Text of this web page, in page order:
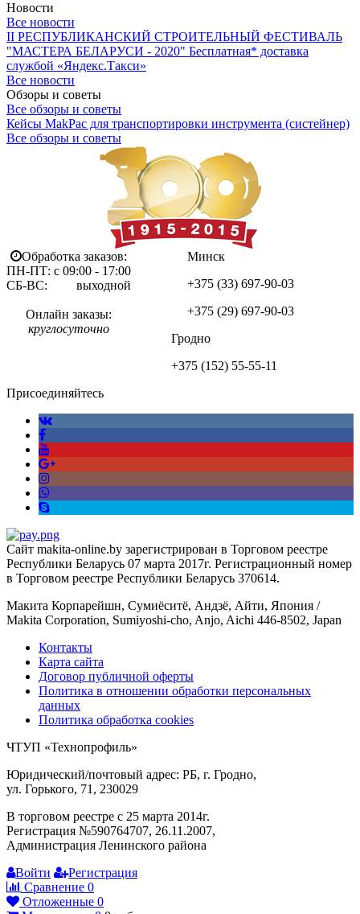
Новости
Все новости
II РЕСПУБЛИКАНСКИЙ СТРОИТЕЛЬНЫЙ ФЕСТИВАЛЬ
"МАСТЕРА БЕЛАРУСИ - 2020" Бесплатная* доставка
службой «Яндекс.Такси»
Все новости
Обзоры и советы
Все обзоры и советы
Кейсы MakPac для транспортировки инструмента (систейнер)
Все обзоры и советы
Обработка заказов:
ПН-ПТ: с 09:00 - 17:00
СБ-ВС: выходной
Онлайн заказы:
круглосуточно
Минск
+375 (33) 697-90-03
+375 (29) 697-90-03
Гродно
+375 (152) 55-55-11
Присоединяйтесь
Сайт makita-online.by зарегистрирован в Торговом реестре
Республики Беларусь 07 марта 2017г. Регистрационный номер
в Торговом реестре Республики Беларусь 370614.
Макита Корпарейшн, Сумиёситё, Андзё, Айти, Япония /
Makita Corporation, Sumiyoshi-cho, Anjo, Aichi 446-8502, Japan
Контакты
Карта сайта
Договор публичной оферты
Политика в отношении обработки персональных
данных
Политика обработка cookies
ЧТУП «Технопрофиль»
Юридический/почтовый адрес: РБ, г. Гродно,
ул. Горького, 71, 230029
В торговом реестре с 25 марта 2014г.
Регистрация №590764707, 26.11.2007,
Администрация Ленинского района
Войти
Регистрация
Сравнение 0
Отложенные 0